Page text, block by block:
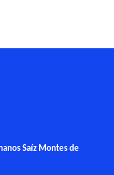
Saíz Montes de